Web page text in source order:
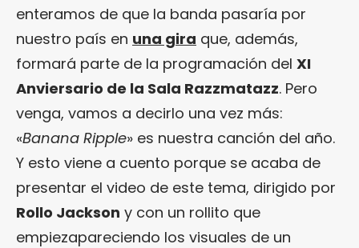
enteramos de que la banda pasaría por
nuestro país en una gira que, además,
formará parte de la programación del XI
Anviersario de la Sala Razzmatazz. Pero
venga, vamos a decirlo una vez más:
«Banana Ripple» es nuestra canción del año.
Y esto viene a cuento porque se acaba de
presentar el video de este tema, dirigido por
Rollo Jackson y con un rollito que
empiezapareciendo los visuales de un